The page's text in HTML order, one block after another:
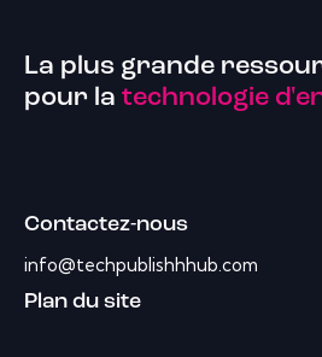
La plus grande
pour la technologie
Contactez-nous
info@techpublishhhub.com
Plan du site